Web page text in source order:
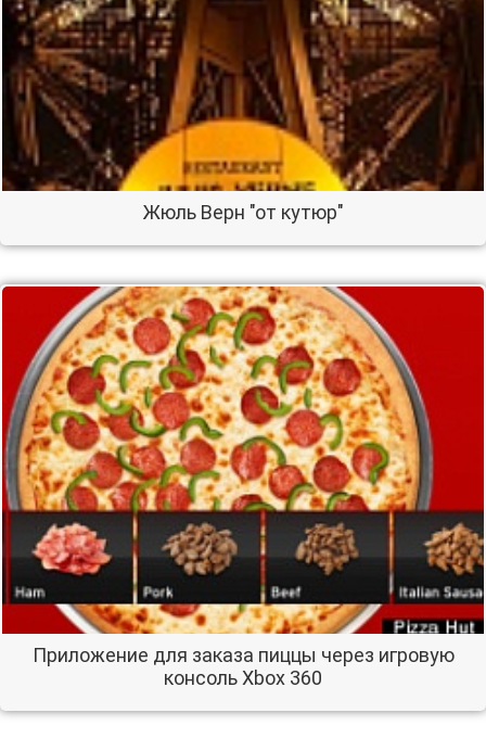
Жюль Верн "от кутюр"
Приложение для заказа пиццы через игровую
консоль Xbox 360